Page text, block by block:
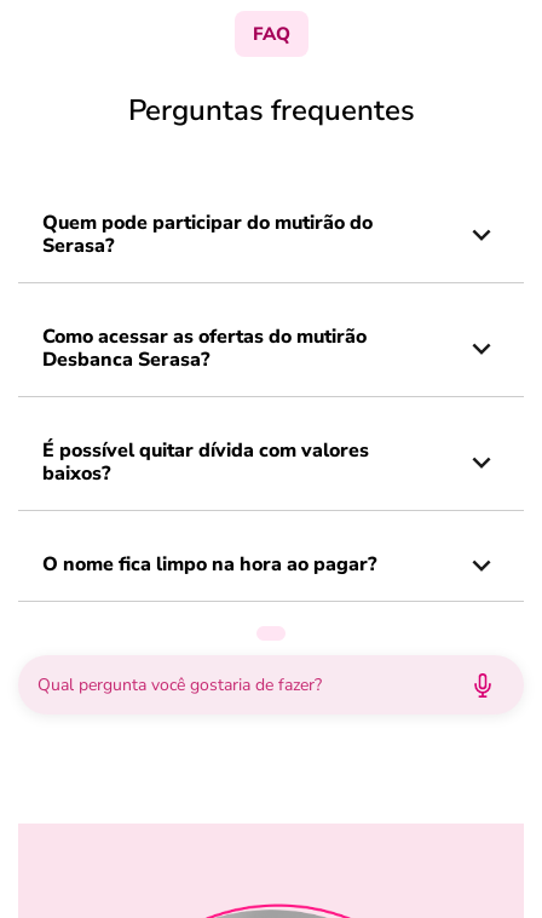
FAQ
Perguntas frequentes
Quem pode participar do mutirão do
Serasa?
Como acessar as ofertas do mutirão
Desbanca Serasa?
É possível quitar dívida com valores
baixos?
O nome fica limpo na hora ao pagar?